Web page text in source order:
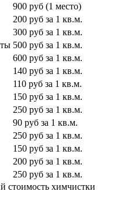
900 руб (1 место)
200 руб за 1 кв.м.
300 руб за 1 кв.м.
500 руб за 1 кв.м.
600 руб за 1 кв.м.
140 руб за 1 кв.м.
110 руб за 1 кв.м.
150 руб за 1 кв.м.
250 руб за 1 кв.м.
90 руб за 1 кв.м.
250 руб за 1 кв.м.
150 руб за 1 кв.м.
200 руб за 1 кв.м.
250 руб за 1 кв.м.
стоимость химчистки